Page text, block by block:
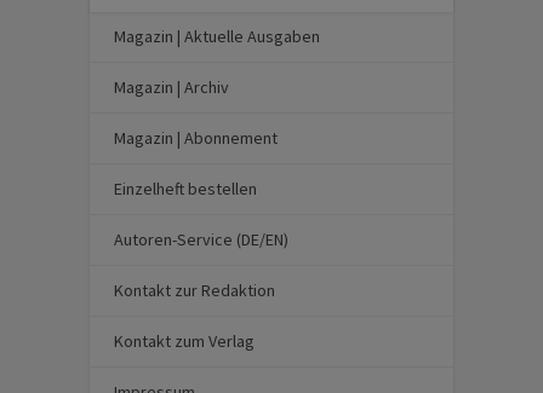
Magazin | Aktuelle Ausgaben
Magazin | Archiv
Magazin | Abonnement
Einzelheft bestellen
Autoren-Service (DE/EN)
Kontakt zur Redaktion
Kontakt zum Verlag